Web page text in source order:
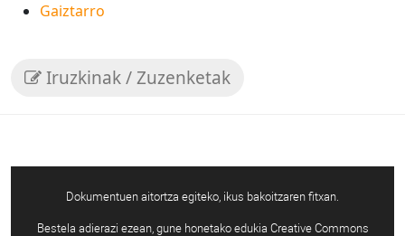
Gaiztarro
Iruzkinak / Zuzenketak
Dokumentuen aitortza egiteko, ikus bakoitzaren fitxan.
Bestela adierazi ezean, gune honetako edukia Creative Commons